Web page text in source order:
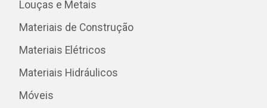
Louças e Metais
Materiais de Construção
Materiais Elétricos
Materiais Hidráulicos
Móveis